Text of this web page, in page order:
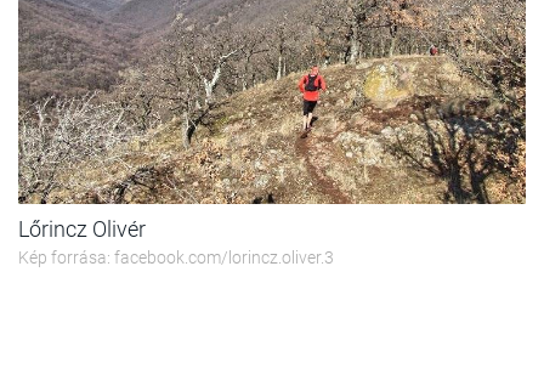
Lőrincz Olivér
Kép forrása: facebook.com/lorincz.oliver.3